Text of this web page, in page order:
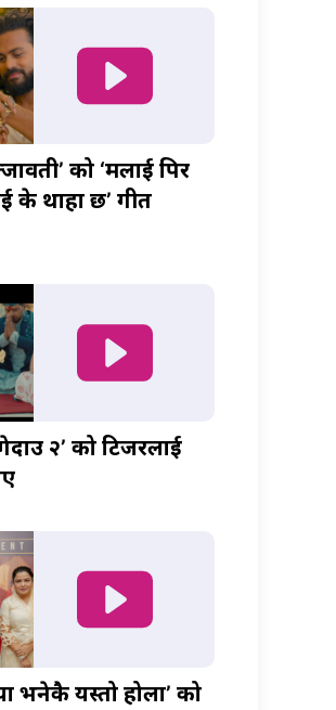
को ‘मलाई पिर
के थाहा छ’ गीत
२’ को टिजरलाई
भनेकै यस्तो होला’ को